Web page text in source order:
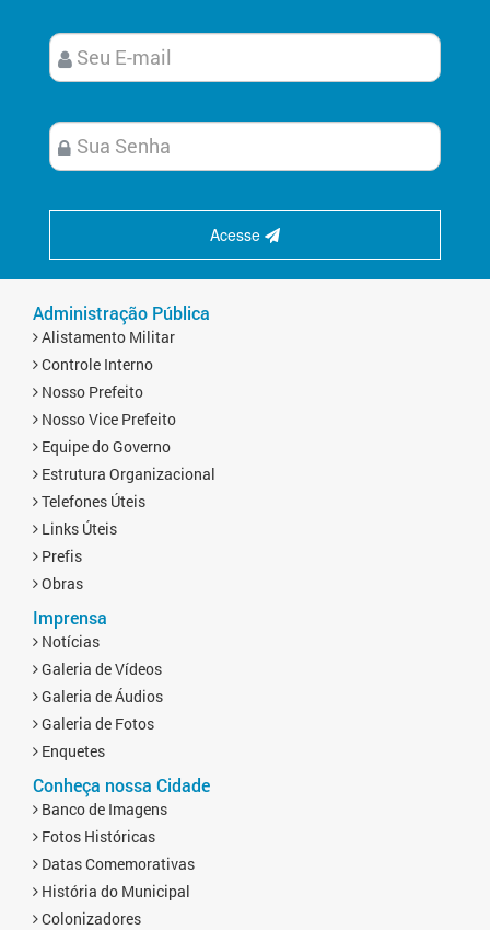
Acesse
Administração Pública
Alistamento Militar
Controle Interno
Nosso Prefeito
Nosso Vice Prefeito
Equipe do Governo
Estrutura Organizacional
Telefones Úteis
Links Úteis
Prefis
Obras
Imprensa
Notícias
Galeria de Vídeos
Galeria de Áudios
Galeria de Fotos
Enquetes
Conheça nossa Cidade
Banco de Imagens
Fotos Históricas
Datas Comemorativas
História do Municipal
Colonizadores